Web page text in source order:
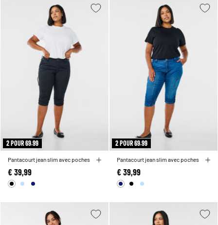
2 POUR 69.99
Pantacourt jean slim avec poches
€ 39,99
2 POUR 69.99
Pantacourt jean slim avec poches
€ 39,99